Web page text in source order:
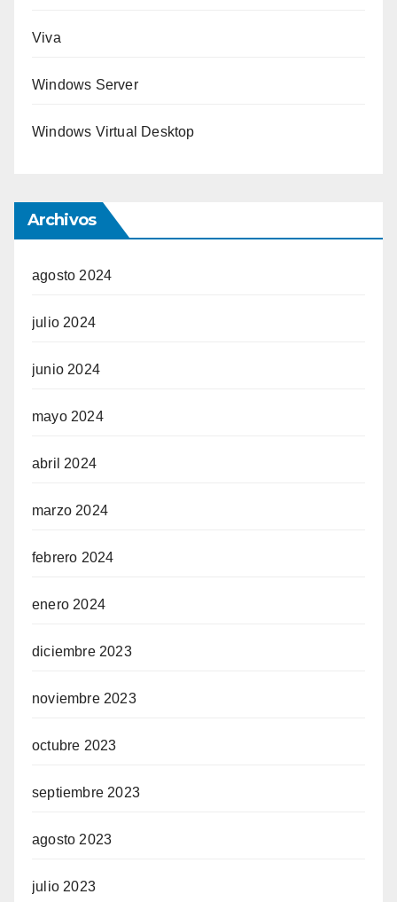
Viva
Windows Server
Windows Virtual Desktop
Archivos
agosto 2024
julio 2024
junio 2024
mayo 2024
abril 2024
marzo 2024
febrero 2024
enero 2024
diciembre 2023
noviembre 2023
octubre 2023
septiembre 2023
agosto 2023
julio 2023